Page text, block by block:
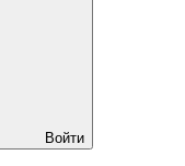
Войти